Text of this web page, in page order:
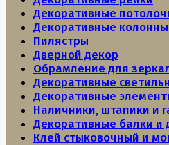
Декоративные
Декоративные
Пилястры
Дверной декор
Обрамление для
Декоративные
Декоративные
Наличники, штапики и
Декоративные балки и
Клей стыковочный и